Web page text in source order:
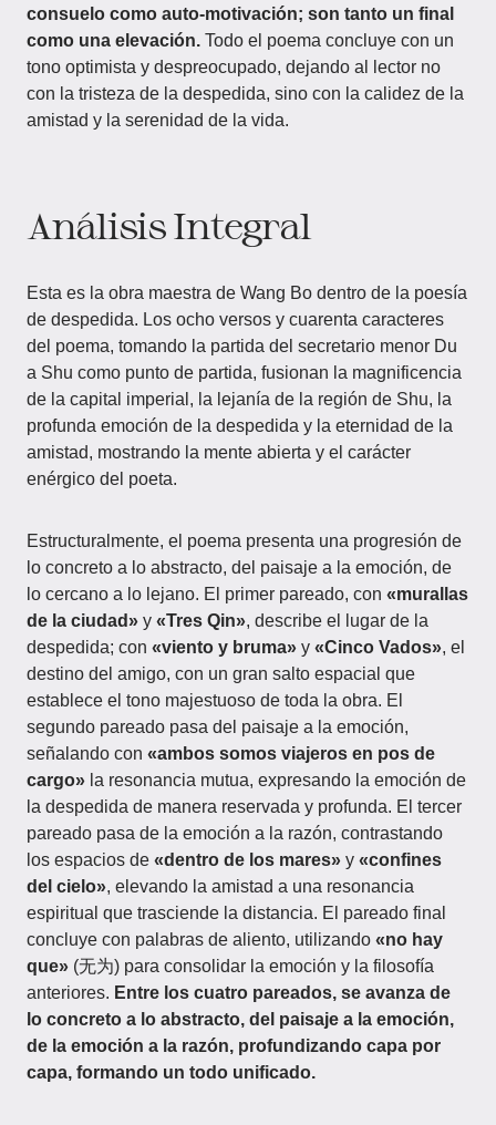
consuelo como auto-motivación; son tanto un final
como una elevación. Todo el poema concluye con un
tono optimista y despreocupado, dejando al lector no
con la tristeza de la despedida, sino con la calidez de la
amistad y la serenidad de la vida.
Análisis Integral
Esta es la obra maestra de Wang Bo dentro de la poesía
de despedida. Los ocho versos y cuarenta caracteres
del poema, tomando la partida del secretario menor Du
a Shu como punto de partida, fusionan la magnificencia
de la capital imperial, la lejanía de la región de Shu, la
profunda emoción de la despedida y la eternidad de la
amistad, mostrando la mente abierta y el carácter
enérgico del poeta.
Estructuralmente, el poema presenta una progresión de
lo concreto a lo abstracto, del paisaje a la emoción, de
lo cercano a lo lejano. El primer pareado, con «murallas
de la ciudad» y «Tres Qin», describe el lugar de la
despedida; con «viento y bruma» y «Cinco Vados», el
destino del amigo, con un gran salto espacial que
establece el tono majestuoso de toda la obra. El
segundo pareado pasa del paisaje a la emoción,
señalando con «ambos somos viajeros en pos de
cargo» la resonancia mutua, expresando la emoción de
la despedida de manera reservada y profunda. El tercer
pareado pasa de la emoción a la razón, contrastando
los espacios de «dentro de los mares» y «confines
del cielo», elevando la amistad a una resonancia
espiritual que trasciende la distancia. El pareado final
concluye con palabras de aliento, utilizando «no hay
que» (无为) para consolidar la emoción y la filosofía
anteriores. Entre los cuatro pareados, se avanza de
lo concreto a lo abstracto, del paisaje a la emoción,
de la emoción a la razón, profundizando capa por
capa, formando un todo unificado.